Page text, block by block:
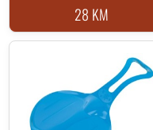
28 KM